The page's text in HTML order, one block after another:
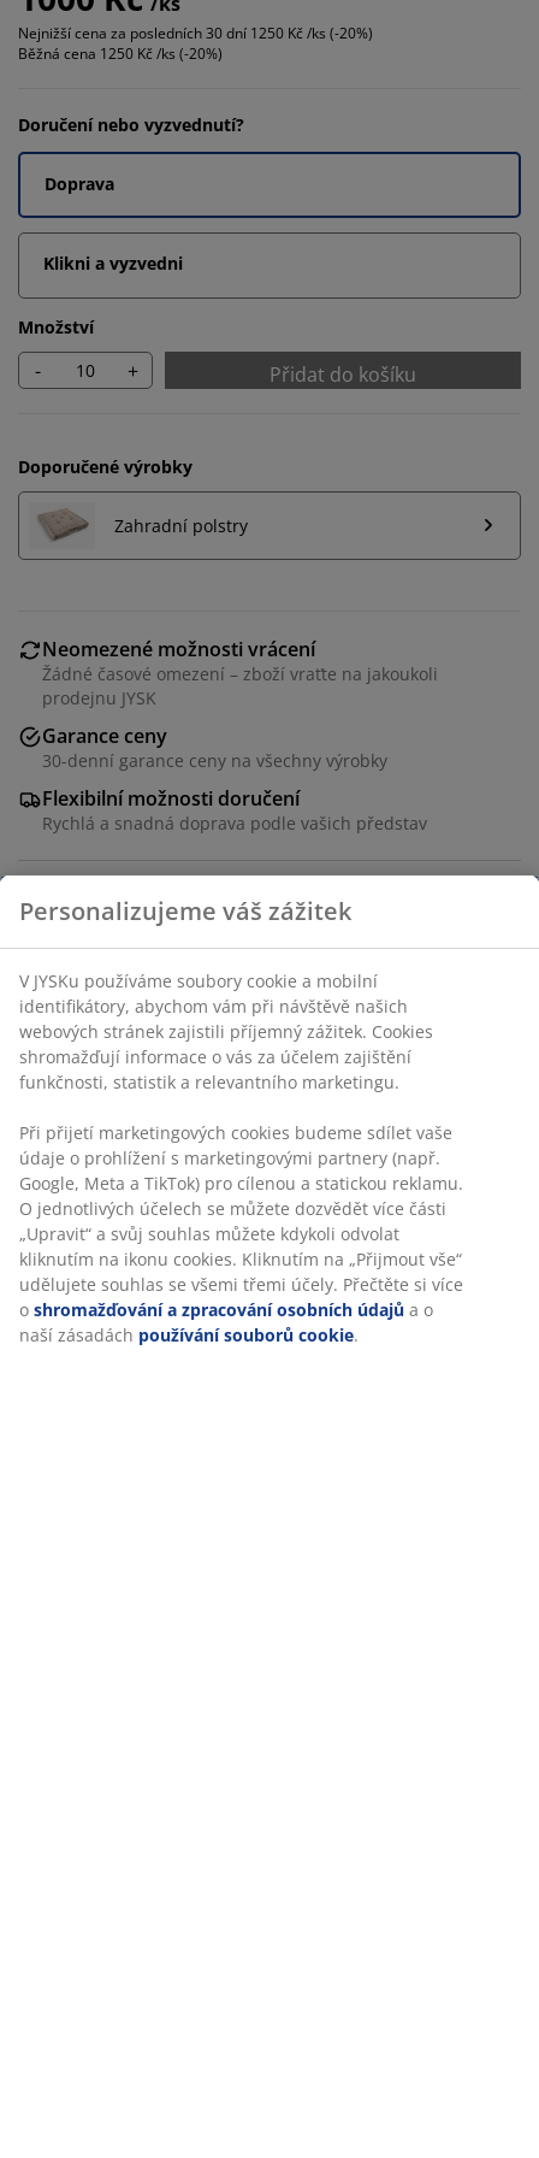
Nejnižší cena za posledních 30 dní 1250 Kč /ks (-20%)
Běžná cena 1250 Kč /ks (-20%)
Doručení nebo vyzvednutí?
Doprava
Klikni a vyzvedni
Množství
- + Přidat do košíku
Doporučené výrobky
Zahradní polstry
Neomezené možnosti vrácení
Žádné časové omezení – zboží vraťte na jakoukoli
prodejnu JYSK
Garance ceny
30-denní garance ceny na všechny výrobky
Flexibilní možnosti doručení
Rychlá a snadná doprava podle vašich představ
Zahradní křeslo z plastu s UV ochranou. Stohovací.
Š67xV74xH74 cm
Skladová položka: 3725172
Návod k sestavení
Specifikace
Hodnocení
(11)